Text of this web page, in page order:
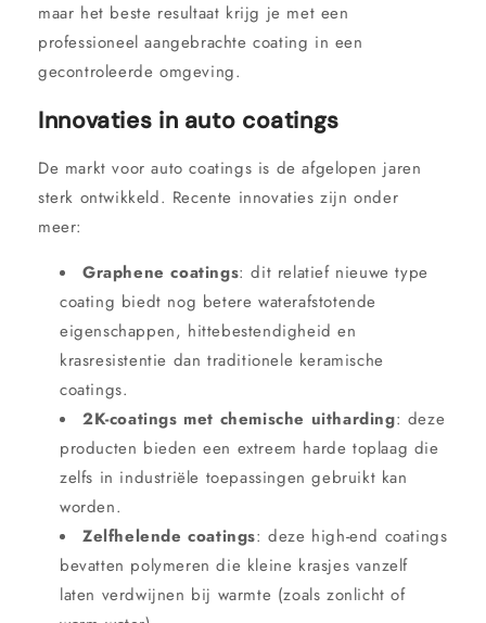
maar het beste resultaat krijg je met een
professioneel aangebrachte coating in een
gecontroleerde omgeving.
Innovaties in auto coatings
De markt voor auto coatings is de afgelopen jaren
sterk ontwikkeld. Recente innovaties zijn onder
meer:
Graphene coatings: dit relatief nieuwe type
coating biedt nog betere waterafstotende
eigenschappen, hittebestendigheid en
krasresistentie dan traditionele keramische
coatings.
2K-coatings met chemische uitharding: deze
producten bieden een extreem harde toplaag die
zelfs in industriële toepassingen gebruikt kan
worden.
Zelfhelende coatings: deze high-end coatings
bevatten polymeren die kleine krasjes vanzelf
laten verdwijnen bij warmte (zoals zonlicht of